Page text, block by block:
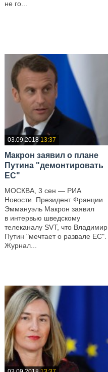
не го...
03.09.2018 13:37
Макрон заявил о плане
Путина "демонтировать
ЕС"
МОСКВА, 3 сен — РИА
Новости. Президент Франции
Эммануэль Макрон заявил
в интервью шведскому
телеканалу SVT, что Владимир
Путин "мечтает о развале ЕС".
Журнал...